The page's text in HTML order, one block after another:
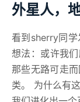
外星人，
看到sherry同
想法：或许我
那些无路可走
类。 为什么有